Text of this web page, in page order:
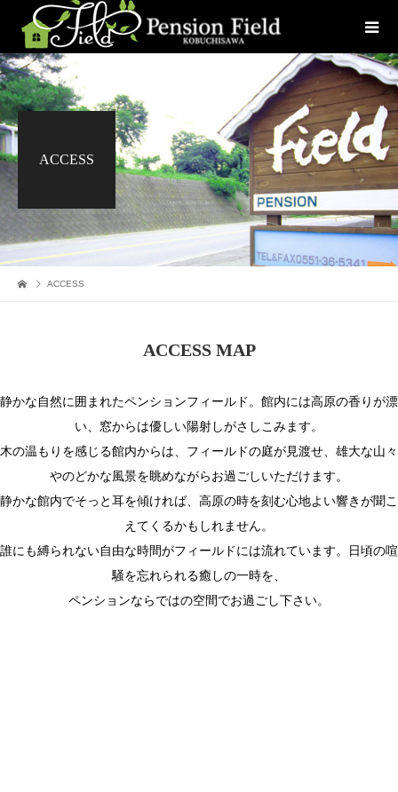
ACCESS
ACCESS
ACCESS MAP
静かな自然に囲まれたペンションフィールド。館内には高原の香りが漂
い、窓からは優しい陽射しがさしこみます。
木の温もりを感じる館内からは、フィールドの庭が見渡せ、雄大な山々
やのどかな風景を眺めながらお過ごしいただけます。
静かな館内でそっと耳を傾ければ、高原の時を刻む心地よい響きが聞こ
えてくるかもしれません。
誰にも縛られない自由な時間がフィールドには流れています。日頃の喧
騒を忘れられる癒しの一時を、
ペンションならではの空間でお過ごし下さい。